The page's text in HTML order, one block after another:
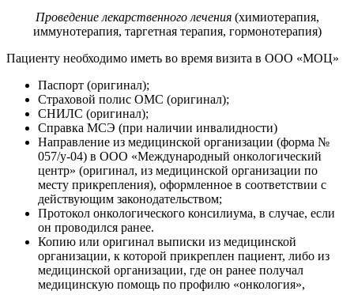
Проведение лекарственного лечения(химиотерапия,
иммунотерапия, таргетная терапия, гормонотерапия)
Пациенту необходимо иметь во время визита в ООО «МОЦ»
Паспорт (оригинал);
Страховой полис ОМС (оригинал);
СНИЛС (оригинал);
Справка МСЭ (при наличии инвалидности)
Направление из медицинской организации (форма №
057/у-04) в ООО «Международный онкологический
центр» (оригинал, из медицинской организации по
месту прикрепления), оформленное в соответствии с
действующим законодательством;
Протокол онкологического консилиума, в случае, если
он проводился ранее.
Копию или оригинал выписки из медицинской
организации, к которой прикреплен пациент, либо из
медицинской организации, где он ранее получал
медицинскую помощь по профилю «онкология»,